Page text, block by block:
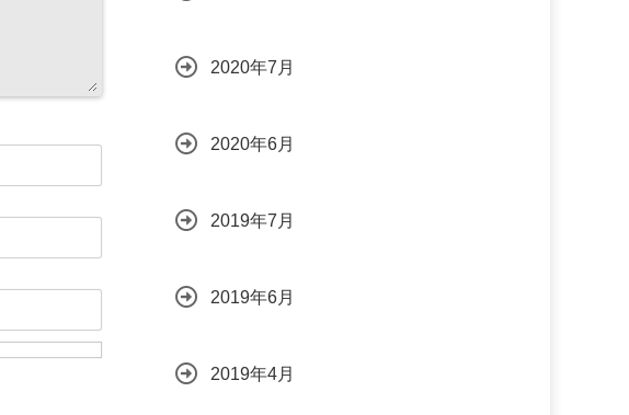
2020年7月
2020年6月
2019年7月
2019年6月
2019年4月